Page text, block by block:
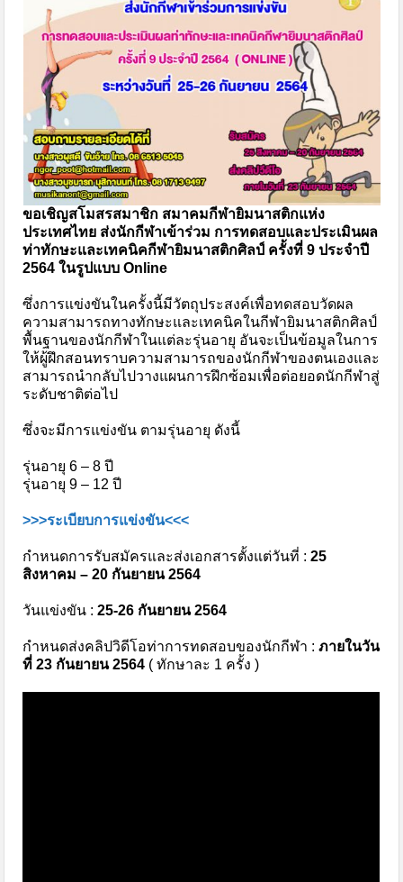
ขอเชิญสโมสรสมาชิก สมาคมกีฬายิมนาสติกแห่ง
ประเทศไทย ส่งนักกีฬาเข้าร่วม การทดสอบและประเมินผล
ท่าทักษะและเทคนิคกีฬายิมนาสติกศิลป์ ครั้งที่ 9 ประจำปี
2564 ในรูปแบบ Online
ซึ่งการแข่งขันในครั้งนี้มีวัตถุประสงค์เพื่อทดสอบวัดผล
ความสามารถทางทักษะและเทคนิคในกีฬายิมนาสติกศิลป์
พื้นฐานของนักกีฬาในแต่ละรุ่นอายุ อันจะเป็นข้อมูลในการ
ให้ผู้ฝึกสอนทราบความสามารถของนักกีฬาของตนเองและ
สามารถนำกลับไปวางแผนการฝึกซ้อมเพื่อต่อยอดนักกีฬาสู่
ระดับชาติต่อไป
ซึ่งจะมีการแข่งขัน ตามรุ่นอายุ ดังนี้
รุ่นอายุ 6 – 8 ปี
รุ่นอายุ 9 – 12 ปี
>>>ระเบียบการแข่งขัน<<<
กำหนดการรับสมัครและส่งเอกสารตั้งแต่วันที่ :25
สิงหาคม – 20 กันยายน 2564
วันแข่งขัน :25-26 กันยายน 2564
กำหนดส่งคลิปวิดีโอท่าการทดสอบของนักกีฬา :ภายในวัน
ที่ 23 กันยายน 2564 ( ทักษาละ 1 ครั้ง )